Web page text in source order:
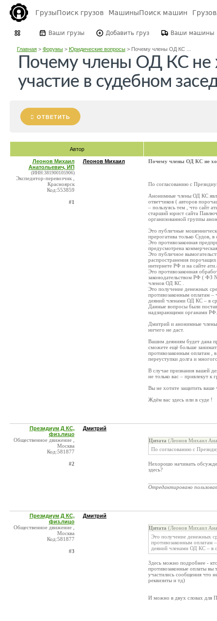
ГрузыПоиск грузов МашиныПоиск машин
Ваши грузы Добавить груз Ваши машины
Главная> Форумы> Юридические вопросы> Почему члены ОД КС ...
Почему члены ОД КС не
участие в судебном
ОТВЕТИТЬ
Автор
Леонов Михаил
Анатольевич, ИП
(ИНН:381900105906)
Экспедитор-перевозчик ,
Красноярск
Код:553859
#1
Леонов Михаил Почему члены ОД КС не
По согласованию с
Анонимные члены ОД КС
ответчиков ( авторов
– пользуясь тем , что сайт
старший юрист сайта
организованной группы
Это публичные
прерогатива только Судов,
Это противозаконная
предусмотрена
Это публичное
распространения
интернете РФ и на сайте
Это противозаконная
законодательством РФ ( ФЗ
членов ОД КС .
Это получение денежных
противозаконным оплатам –
деяний членами ОД КС – в
Данные вопросы были
надзирающими органами РФ.
Дмитрий и анонимные члены
ничего не даст.
Вашим деяниям будет дана
сможете ещё больше
противозаконным оплатам
переуступки долга и
В случае признания вашей
не только вас – привлекут к
Вы не хотите защитить ваше
Ждём вас здесь или в суде !
Президиум Д КС,
физ.лицо
Общественное движение ,
Москва
Код:581877
#2
Дмитрий
Цитата (Леонов Михаил
По согласованию с
Нехорошо начинать
здесь?
Отредактировано
Президиум Д КС,
физ.лицо
Общественное движение ,
Москва
Код:581877
#3
Дмитрий
Цитата (Леонов Михаил
Это получение денежных
противозаконным оплатам
деяний членами ОД КС – в
Здесь можно подробнее -
противозаконные оплаты вы
участились сообщения что
реквизиты и тд)
И можно в двух словах для